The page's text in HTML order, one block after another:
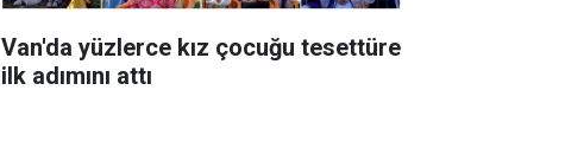
Van'da yüzlerce kız çocuğu tesettüre
ilk adımını attı